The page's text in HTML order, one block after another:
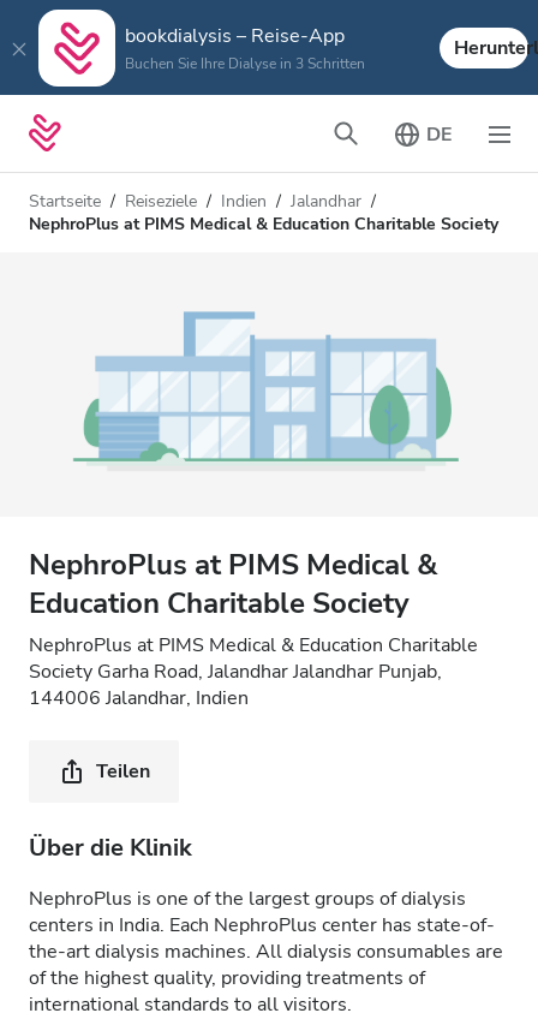
bookdialysis – Reise-App
Buchen Sie Ihre Dialyse in 3 Schritten
DE
Startseite Reiseziele Indien
Jalandhar
NephroPlus at PIMS Medical & Education Charitable Society
NephroPlus at PIMS Medical &
Education Charitable Society
NephroPlus at PIMS Medical & Education Charitable
Society Garha Road, Jalandhar Jalandhar Punjab,
144006 Jalandhar, Indien
Teilen
Über die Klinik
NephroPlus is one of the largest groups of dialysis
centers in India. Each NephroPlus center has state-of-
the-art dialysis machines. All dialysis consumables are
of the highest quality, providing treatments of
international standards to all visitors.